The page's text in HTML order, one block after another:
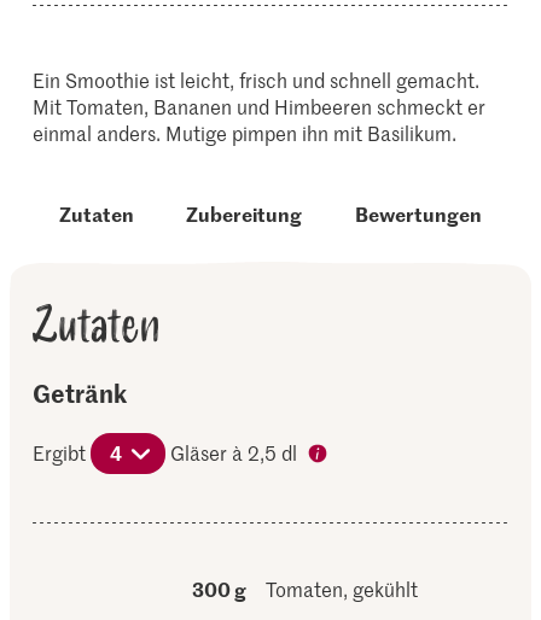
Ein Smoothie ist leicht, frisch und schnell gemacht.
Mit Tomaten, Bananen und Himbeeren schmeckt er
einmal anders. Mutige pimpen ihn mit Basilikum.
Zutaten Zubereitung Bewertungen
Zutaten
Getränk
Ergibt 4 Gläser à 2,5 dl
300 g
Tomaten, gekühlt